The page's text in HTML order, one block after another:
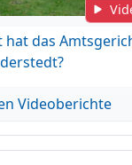
hat das
Videoberichte